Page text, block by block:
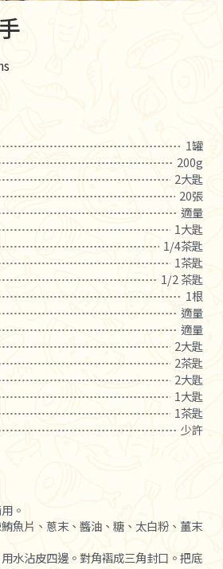
1罐
200g
2大匙
20張
適量
1大匙
1/4茶匙
1茶匙
1/2 茶匙
1根
適量
適量
2大匙
2茶匙
2大匙
1大匙
1茶匙
少許
。
魚片、蔥末、醬油、糖、太白粉、薑末
水沾皮四邊。對角褶成三角封口。把底